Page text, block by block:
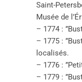
Saint-
Musée de
– 1774 :
– 1775 :
localisés.
– 1776 :
– 1779 :